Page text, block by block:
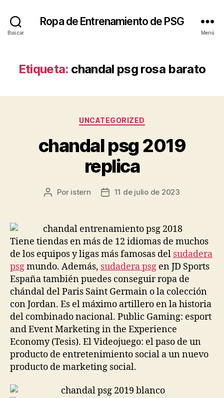
Buscar
Ropa de Entrenamiento de PSG
Menú
Etiqueta: chandal psg rosa barato
Categorías
UNCATEGORIZED
chandal psg 2019
replica
Autor
entrada
Por istern
Fecha
entrada
11 de julio de 2023
Tiene tiendas en más de 12 idiomas de muchos
de los equipos y ligas más famosas del sudadera
psgmundo. Además, sudadera psg en JD Sports
España también puedes conseguir ropa de
chándal del Paris Saint Germain o la colección
con Jordan. Es el máximo artillero en la historia
del combinado nacional. Public Gaming: esport
and Event Marketing in the Experience
Economy (Tesis). El Videojuego: el paso de un
producto de entretenimiento social a un nuevo
producto de marketing social.